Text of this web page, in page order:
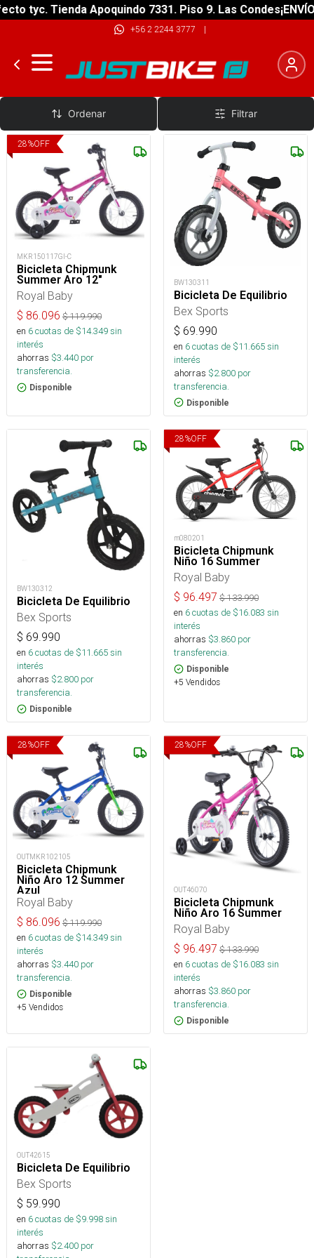
tyc. Tienda Apoquindo 7331. Piso 9. Las Condes
+56 2 2244 3777 |
Bicicletas de niños
Ordenar Filtrar
28%OFF
MKR150117GI-C
Bicicleta Chipmunk
Summer Aro 12"
Royal Baby
$ 86.096 $119.990
en 6cuotas de $14.349sin
interés
ahorras $3.440 por
transferencia.
Disponible
BW130311
Bicicleta De Equilibrio
Bex Sports
$ 69.990
en 6cuotas de $11.665sin
interés
ahorras $2.800 por
transferencia.
Disponible
BW130312
Bicicleta De Equilibrio
Bex Sports
$ 69.990
en 6cuotas de $11.665sin
interés
ahorras $2.800 por
transferencia.
Disponible
28%OFF
m080201
Bicicleta Chipmunk
Niño 16 Summer
Royal Baby
$ 96.497 $133.990
en 6cuotas de $16.083 sin
interés
ahorras $3.860 por
transferencia.
Disponible
+5 Vendidos
28%OFF
OUTMKR102105
Bicicleta Chipmunk
Niño Aro 12 Summer
Azul
Royal Baby
$ 86.096 $119.990
en 6cuotas de $14.349sin
interés
ahorras $3.440 por
transferencia.
Disponible
+5 Vendidos
28%OFF
OUT46070
Bicicleta Chipmunk
Niño Aro 16 Summer
Royal Baby
$ 96.497 $133.990
en 6cuotas de $16.083 sin
interés
ahorras $3.860 por
transferencia.
Disponible
OUT42615
Bicicleta De Equilibrio
Bex Sports
$ 59.990
en 6cuotas de $9.998sin
interés
ahorras $2.400 por